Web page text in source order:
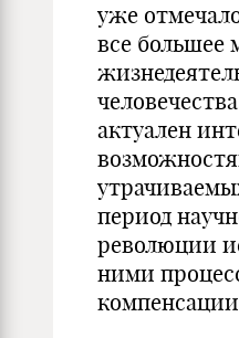
уже
все большее
актуален
период
революции
ними